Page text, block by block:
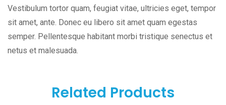
Vestibulum tortor quam, feugiat vitae, ultricies eget, tempor
sit amet, ante. Donec eu libero sit amet quam egestas
semper. Pellentesque habitant morbi tristique senectus et
netus et malesuada.
Related Products